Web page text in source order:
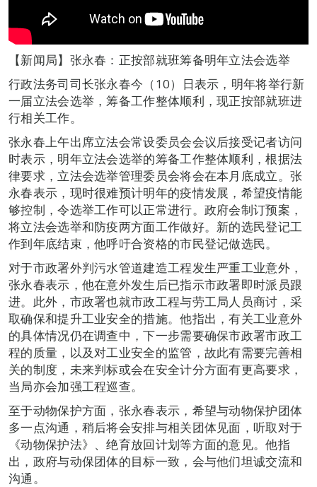
【新闻局】张永春：正按部就班筹备明年立法会选举
行政法务司司长张永春今（10）日表示，明年将举行新
一届立法会选举，筹备工作整体顺利，现正按部就班进
行相关工作。
张永春上午出席立法会常设委员会会议后接受记者访问
时表示，明年立法会选举的筹备工作整体顺利，根据法
律要求，立法会选举管理委员会将会在本月底成立。张
永春表示，现时很难预计明年的疫情发展，希望疫情能
够控制，令选举工作可以正常进行。政府会制订预案，
将立法会选举和防疫两方面工作做好。新的选民登记工
作到年底结束，他呼吁合资格的市民登记做选民。
对于市政署外判污水管道建造工程发生严重工业意外，
张永春表示，他在意外发生后已指示市政署即时派员跟
进。此外，市政署也就市政工程与劳工局人员商讨，采
取确保和提升工业安全的措施。他指出，有关工业意外
的具体情况仍在调查中，下一步需要确保市政署市政工
程的质量，以及对工业安全的监管，故此有需要完善相
关的制度，未来判标或会在安全计分方面有更高要求，
当局亦会加强工程巡查。
至于动物保护方面，张永春表示，希望与动物保护团体
多一点沟通，稍后将会安排与相关团体见面，听取对于
《动物保护法》、绝育放回计划等方面的意见。他指
出，政府与动保团体的目标一致，会与他们坦诚交流和
沟通。